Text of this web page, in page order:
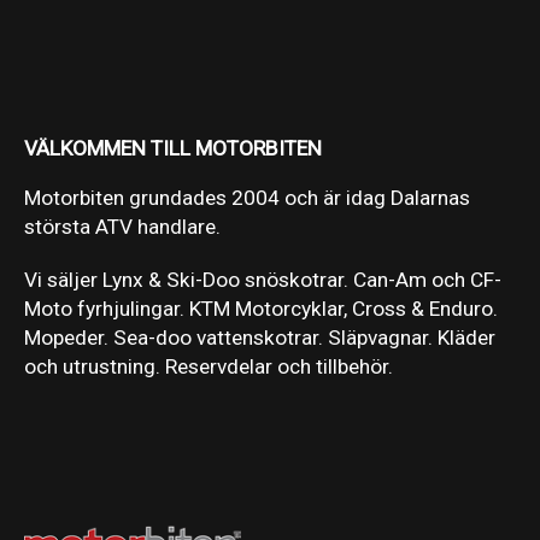
VÄLKOMMEN TILL MOTORBITEN
Motorbiten grundades 2004 och är idag Dalarnas
största ATV handlare.
Vi säljer Lynx & Ski-Doo snöskotrar. Can-Am och CF-
Moto fyrhjulingar. KTM Motorcyklar, Cross & Enduro.
Mopeder. Sea-doo vattenskotrar. Släpvagnar. Kläder
och utrustning. Reservdelar och tillbehör.